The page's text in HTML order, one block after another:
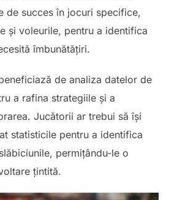
de succes în jocuri specifice,
și voleurile, pentru a identifica
îmbunătățiri.
de analiza datelor de
a rafina strategiile și a
Jucătorii ar trebui să își
statisticile pentru a identifica
permițându-le o
țintită.